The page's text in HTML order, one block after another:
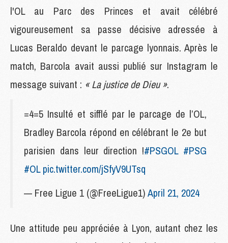
l'OL au Parc des Princes et avait célébré
vigoureusement sa passe décisive adressée à
Lucas Beraldo devant le parcage lyonnais. Après le
match, Barcola avait aussi publié sur Instagram le
message suivant : « La justice de Dieu ».
=4=5 Insulté et sifflé par le parcage de l’OL,
Bradley Barcola répond en célébrant le 2e but
parisien dans leur direction !#PSGOL #PSG
#OL pic.twitter.com/jSfyV9UTsq
— Free Ligue 1 (@FreeLigue1)April 21, 2024
Une attitude peu appréciée à Lyon, autant chez les